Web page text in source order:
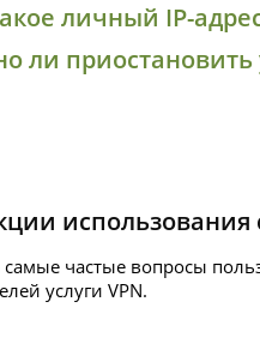
личный IP-
ли приостановить
использования
частые вопросы
услуги VPN.